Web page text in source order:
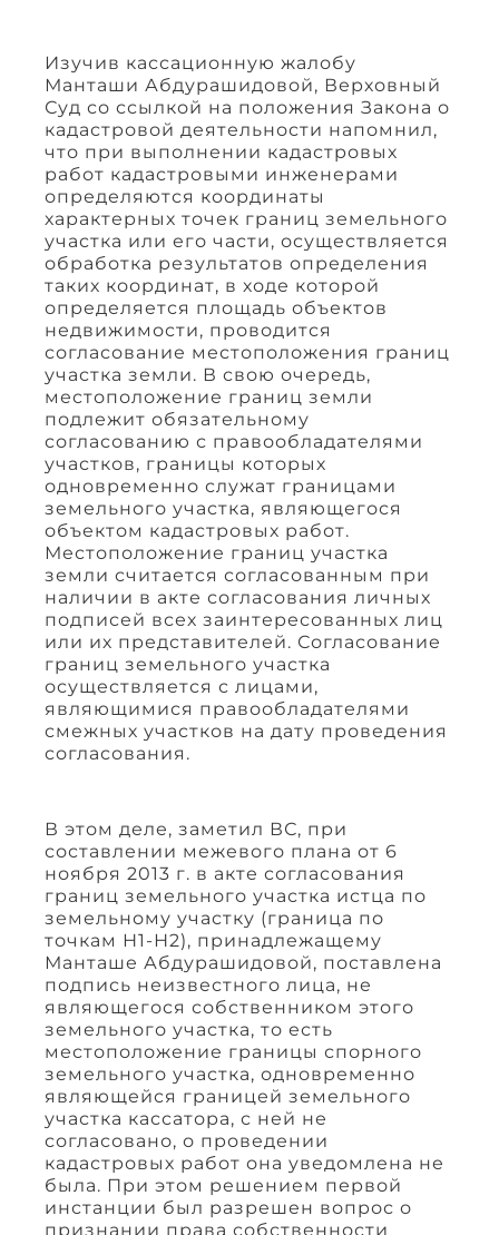
Изучив кассационную жалобу
Манташи Абдурашидовой, Верховный
Суд со ссылкой на положения Закона о
кадастровой деятельности напомнил,
что при выполнении кадастровых
работ кадастровыми инженерами
определяются координаты
характерных точек границ земельного
участка или его части, осуществляется
обработка результатов определения
таких координат, в ходе которой
определяется площадь объектов
недвижимости, проводится
согласование местоположения границ
участка земли. В свою очередь,
местоположение границ земли
подлежит обязательному
согласованию с правообладателями
участков, границы которых
одновременно служат границами
земельного участка, являющегося
объектом кадастровых работ.
Местоположение границ участка
земли считается согласованным при
наличии в акте согласования личных
подписей всех заинтересованных лиц
или их представителей. Согласование
границ земельного участка
осуществляется с лицами,
являющимися правообладателями
смежных участков на дату проведения
согласования.
В этом деле, заметил ВС, при
составлении межевого плана от 6
ноября 2013 г. в акте согласования
границ земельного участка истца по
земельному участку (граница по
точкам Н1-Н2), принадлежащему
Манташе Абдурашидовой, поставлена
подпись неизвестного лица, не
являющегося собственником этого
земельного участка, то есть
местоположение границы спорного
земельного участка, одновременно
являющейся границей земельного
участка кассатора, с ней не
согласовано, о проведении
кадастровых работ она уведомлена не
была. При этом решением первой
инстанции был разрешен вопрос о
признании права собственности